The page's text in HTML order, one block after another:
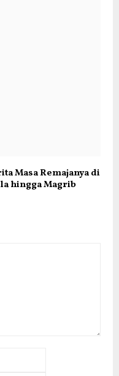
Masa Remajanya di
hingga Magrib